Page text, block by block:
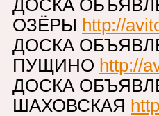
ДОСКА
ОЗЁРЫ http://
ДОСКА
ПУЩИНО http://
ДОСКА
ШАХОВСКАЯ